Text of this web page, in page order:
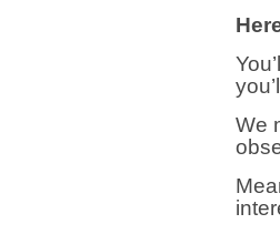
We